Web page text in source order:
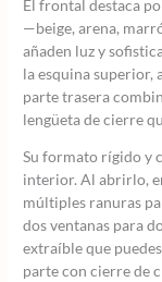
El frontal destaca
—beige, arena,
añaden luz y
la esquina superior,
parte trasera
lengüeta de cierre
Su formato rígido y
interior. Al abrirlo,
múltiples ranuras
dos ventanas para
extraíble que
parte con cierre de